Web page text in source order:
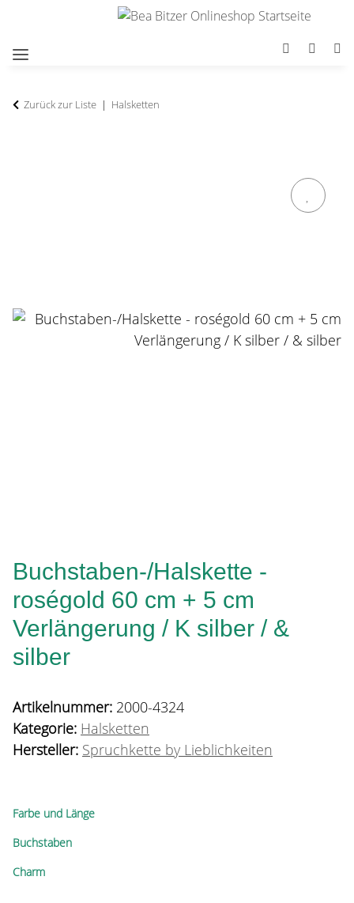
Zurück zur Liste Halsketten
Buchstaben-/Halskette -
roségold 60 cm + 5 cm
Verlängerung / K silber / &
silber
Artikelnummer: 2000-4324
Kategorie: Halsketten
Hersteller: Spruchkette by Lieblichkeiten
Farbe und Länge
Buchstaben
Charm